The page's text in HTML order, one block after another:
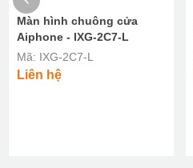
Màn hình chuông cửa
Aiphone - IXG-2C7-L
Mã: IXG-2C7-L
Liên hệ